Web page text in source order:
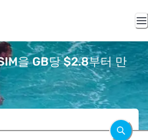
을 GB당 $2.8부터 만